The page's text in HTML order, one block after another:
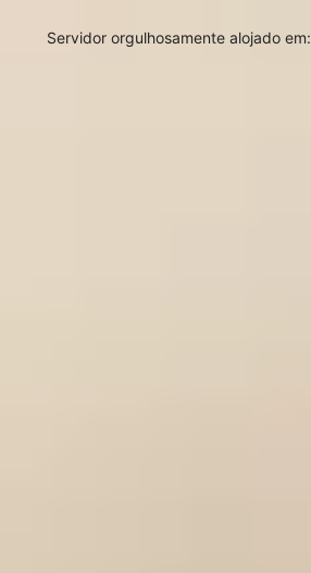
Servidor orgulhosamente alojado em: